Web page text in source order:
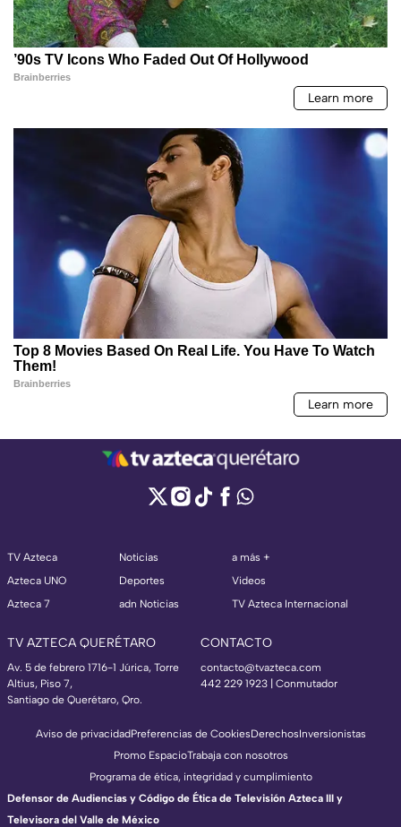
TV Azteca
Azteca UNO
Azteca 7
Noticias
Deportes
adn Noticias
a más +
Videos
TV Azteca Internacional
TV AZTECA QUERÉTARO
Av. 5 de febrero 1716-1 Júrica, Torre
Altius, Piso 7,
Santiago de Querétaro, Qro.
CONTACTO
contacto@tvazteca.com
442 229 1923 | Conmutador
Aviso de privacidadPreferencias de CookiesDerechosInversionistas
Promo EspacioTrabaja con nosotros
Programa de ética, integridad y cumplimiento
Defensor de Audiencias y Código de Ética de Televisión Azteca III y
Televisora del Valle de México